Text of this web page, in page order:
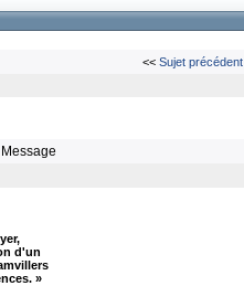
<< Sujet précédent
Message
d'un
»